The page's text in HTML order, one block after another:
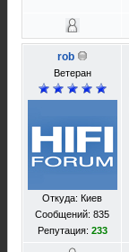
rob
Ветеран
Откуда: Киев
Сообщений: 835
Репутация: 233